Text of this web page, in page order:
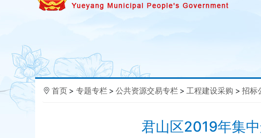
首页 > 专题专栏 > 公共资源交易专栏 > 工程建设采购 > 招标
君山区2019年集